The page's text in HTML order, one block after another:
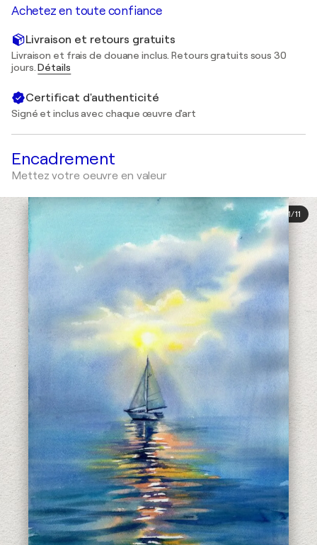
Achetez en toute confiance
Livraison et retours gratuits
Livraison et frais de douane inclus. Retours gratuits sous 30
jours.Détails
Certificat d'authenticité
Signé et inclus avec chaque œuvre d'art
Encadrement
Mettez votre oeuvre en valeur
1/11